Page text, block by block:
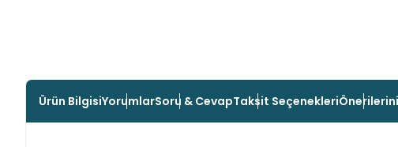
Ürün BilgisiYorumlarSoru & CevapTaksit Seçenekleri